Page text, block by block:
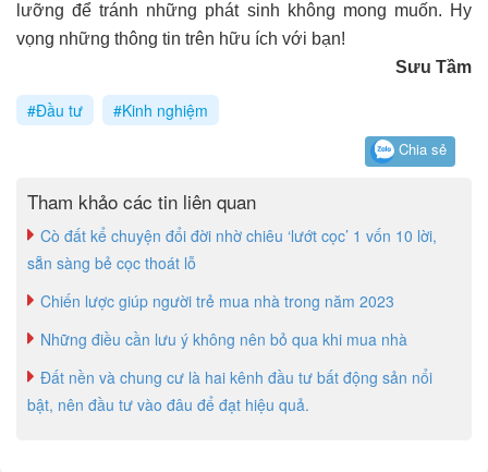
lưỡng để tránh những phát sinh không mong muốn. Hy
vọng những thông tin trên hữu ích với bạn!
Sưu Tầm
#Đầu tư #Kinh nghiệm
Chia sẻ
Tham khảo các tin liên quan
Cò đất kể chuyện đổi đời nhờ chiêu ‘lướt cọc’ 1 vốn 10 lời,
sẵn sàng bẻ cọc thoát lỗ
Chiến lược giúp người trẻ mua nhà trong năm 2023
Những điều cần lưu ý không nên bỏ qua khi mua nhà
Đất nền và chung cư là hai kênh đầu tư bất động sản nổi
bật, nên đầu tư vào đâu để đạt hiệu quả.